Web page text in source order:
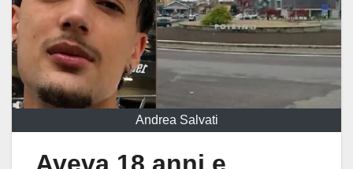
Andrea Salvati
Aveva 18 anni e